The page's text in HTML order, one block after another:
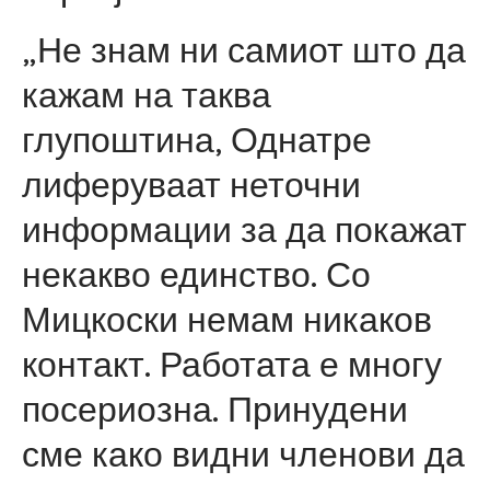
„Не знам ни самиот што да
кажам на таква
глупоштина, Однатре
лиферуваат неточни
информации за да покажат
некакво единство. Со
Мицкоски немам никаков
контакт. Работата е многу
посериозна. Принудени
сме како видни членови да